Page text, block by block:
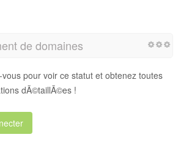
de domaines
pour voir ce statut et obtenez toutes
dÃ©taillÃ©es !